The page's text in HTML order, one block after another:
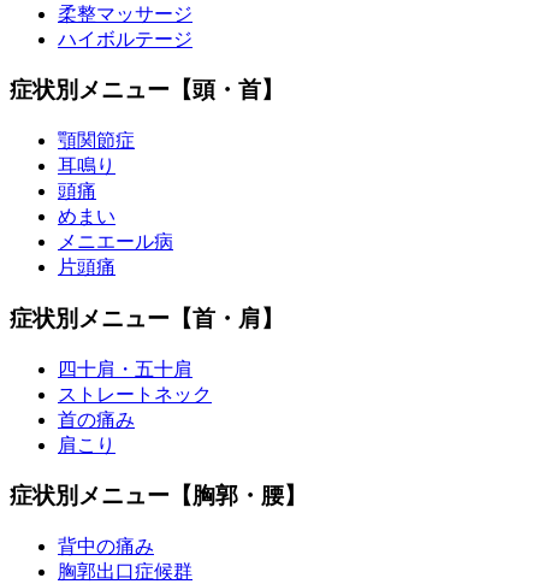
柔整マッサージ
ハイボルテージ
症状別メニュー【頭・首】
顎関節症
耳鳴り
頭痛
めまい
メニエール病
片頭痛
症状別メニュー【首・肩】
四十肩・五十肩
ストレートネック
首の痛み
肩こり
症状別メニュー【胸郭・腰】
背中の痛み
胸郭出口症候群